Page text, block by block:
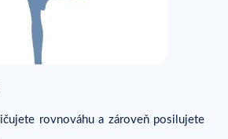
rovnováhu a zároveň posilujete